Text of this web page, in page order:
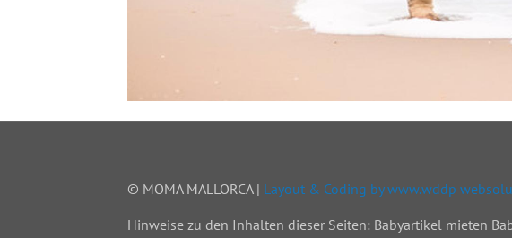
© MOMA MALLORCA | Layout & Coding by www.wddp
Hinweise zu den Inhalten dieser Seiten: Babyartikel mieten